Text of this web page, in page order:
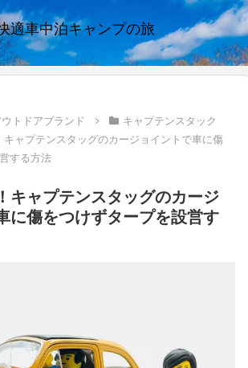
適車中泊キャンプの旅
ウトドアブランド
キャプテンスタック
キャプテンスタッグのカージョイントで車に傷
する方法
キャプテンスタッグのカージ
に傷をつけずタープを設営す